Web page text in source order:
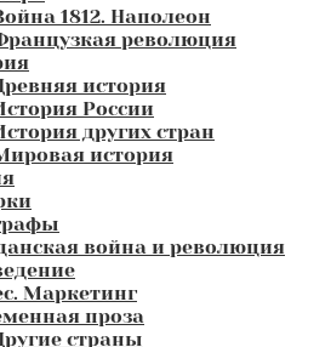
1812. Наполеон
революция
история
России
других стран
история
война и революция
Маркетинг
проза
страны